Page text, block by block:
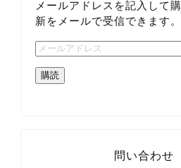
メールアドレスを記入して
新をメールで受信できます。
購読
問い合わせ